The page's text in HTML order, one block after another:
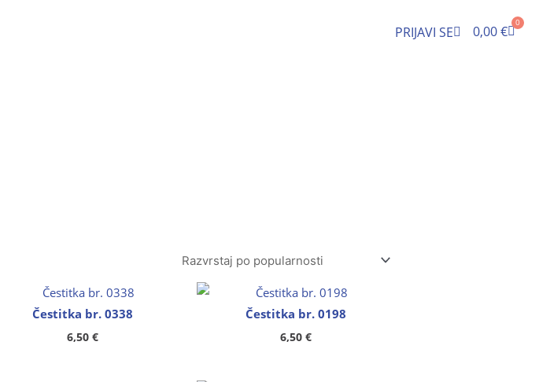
PRIJAVI SE 0,00€
0
Cart
Čestitka br. 0338
6,50 €
Čestitka br. 0198
6,50 €